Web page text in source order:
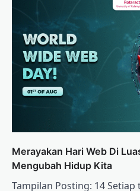
Merayakan Hari Web Di
Mengubah Hidup Kita
Tampilan Posting: 14